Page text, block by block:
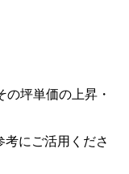
坪単価の上昇・
にご活用くださ